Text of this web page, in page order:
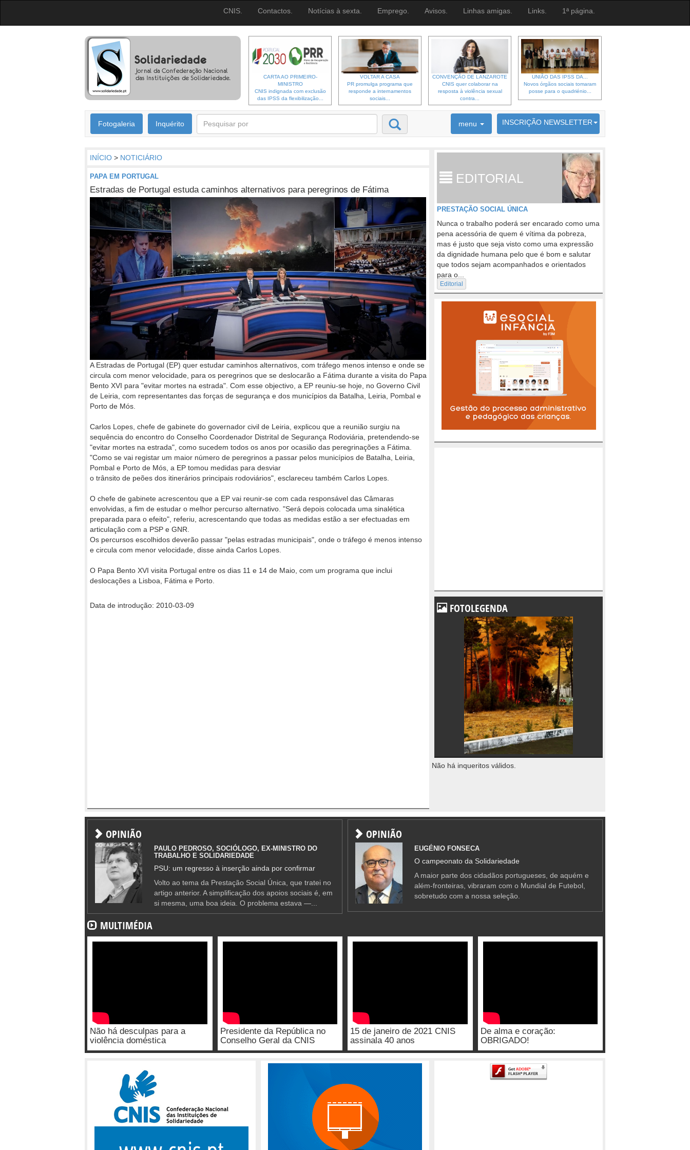
CNIS. Contactos. Notícias à sexta. Emprego. Avisos. Linhas amigas. Links. 1ª página.
CARTA AO PRIMEIRO-
MINISTRO
CNIS indignada com exclusão
das IPSS da flexibilização...
VOLTAR A CASA
PR promulga programa que
responde a internamentos
sociais...
CONVENÇÃO DE LANZAROTE
CNIS quer colaborar na
resposta à violência sexual
contra...
UNIÃO DAS IPSS DA...
Novos órgãos sociais tomaram
posse para o quadriénio...
Fotogaleria Inquérito menu INSCRIÇÃO NEWSLETTER
6692 membros inscritos
INÍCIO > NOTICIÁRIO
PAPA EM PORTUGAL
Estradas de Portugal estuda caminhos alternativos para peregrinos de Fátima
A Estradas de Portugal (EP) quer estudar caminhos alternativos, com tráfego menos intenso e onde se
circula com menor velocidade, para os peregrinos que se deslocarão a Fátima durante a visita do Papa
Bento XVI para "evitar mortes na estrada". Com esse objectivo, a EP reuniu-se hoje, no Governo Civil
de Leiria, com representantes das forças de segurança e dos municípios da Batalha, Leiria, Pombal e
Porto de Mós.
Carlos Lopes, chefe de gabinete do governador civil de Leiria, explicou que a reunião surgiu na
sequência do encontro do Conselho Coordenador Distrital de Segurança Rodoviária, pretendendo-se
"evitar mortes na estrada", como sucedem todos os anos por ocasião das peregrinações a Fátima.
"Como se vai registar um maior número de peregrinos a passar pelos municípios de Batalha, Leiria,
Pombal e Porto de Mós, a EP tomou medidas para desviar
o trânsito de peões dos itinerários principais rodoviários", esclareceu também Carlos Lopes.
O chefe de gabinete acrescentou que a EP vai reunir-se com cada responsável das Câmaras
envolvidas, a fim de estudar o melhor percurso alternativo. "Será depois colocada uma sinalética
preparada para o efeito", referiu, acrescentando que todas as medidas estão a ser efectuadas em
articulação com a PSP e GNR.
Os percursos escolhidos deverão passar "pelas estradas municipais", onde o tráfego é menos intenso
e circula com menor velocidade, disse ainda Carlos Lopes.
O Papa Bento XVI visita Portugal entre os dias 11 e 14 de Maio, com um programa que inclui
deslocações a Lisboa, Fátima e Porto.
Data de introdução: 2010-03-09
EDITORIAL
PRESTAÇÃO SOCIAL ÚNICA
Nunca o trabalho poderá ser encarado como uma
pena acessória de quem é vítima da pobreza,
mas é justo que seja visto como uma expressão
da dignidade humana pelo que é bom e salutar
que todos sejam acompanhados e orientados
para o...
Editorial
FOTOLEGENDA
Não há inqueritos válidos.
OPINIÃO
PAULO PEDROSO, SOCIÓLOGO, EX-MINISTRO DO
TRABALHO E SOLIDARIEDADE
PSU: um regresso à inserção ainda por confirmar
Volto ao tema da Prestação Social Única, que tratei no
artigo anterior. A simplificação dos apoios sociais é, em
si mesma, uma boa ideia. O problema estava —...
OPINIÃO
EUGÉNIO FONSECA
O campeonato da Solidariedade
A maior parte dos cidadãos portugueses, de aquém e
além-fronteiras, vibraram com o Mundial de Futebol,
sobretudo com a nossa seleção.
MULTIMÉDIA
Não há desculpas para a
violência doméstica
Presidente da República no
Conselho Geral da CNIS
15 de janeiro de 2021 CNIS
assinala 40 anos
De alma e coração:
OBRIGADO!